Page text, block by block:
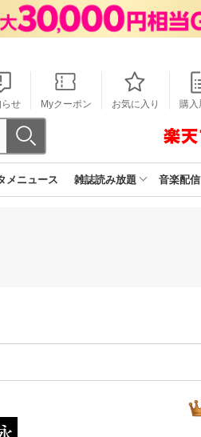
らせ Myクーポン お気に入り 購入
メニュース 雑誌読み放題 音楽配信